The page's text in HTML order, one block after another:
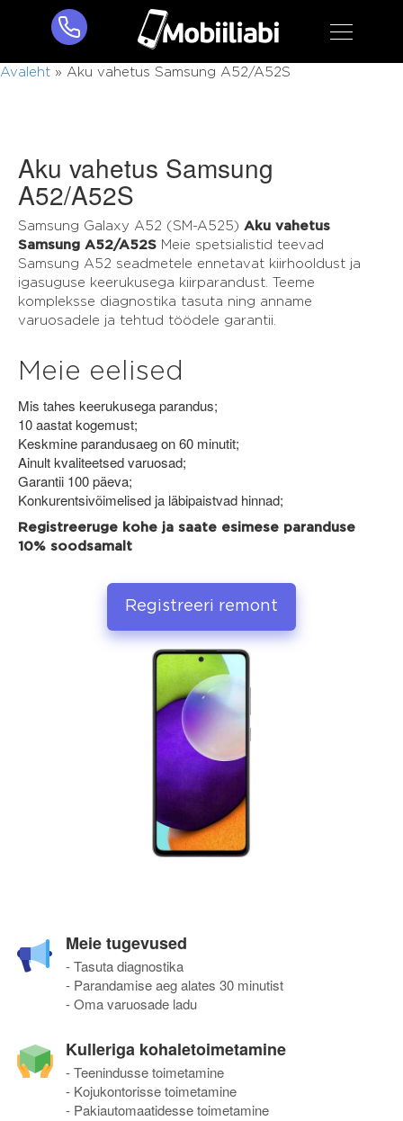
Avaleht » Aku vahetus Samsung A52/A52S
Aku vahetus Samsung
A52/A52S
Samsung Galaxy A52 (SM-A525) Aku vahetus
Samsung A52/A52S Meie spetsialistid teevad
Samsung A52 seadmetele ennetavat kiirhooldust ja
igasuguse keerukusega kiirparandust. Teeme
kompleksse diagnostika tasuta ning anname
varuosadele ja tehtud töödele garantii.
Meie eelised
Mis tahes keerukusega parandus;
10 aastat kogemust;
Keskmine parandusaeg on 60 minutit;
Ainult kvaliteetsed varuosad;
Garantii 100 päeva;
Konkurentsivõimelised ja läbipaistvad hinnad;
Registreeruge kohe ja saate esimese paranduse
10% soodsamalt
Registreeri remont
Meie tugevused
- Tasuta diagnostika
- Parandamise aeg alates 30 minutist
- Oma varuosade ladu
Kulleriga kohaletoimetamine
- Teenindusse toimetamine
- Kojukontorisse toimetamine
- Pakiautomaatidesse toimetamine